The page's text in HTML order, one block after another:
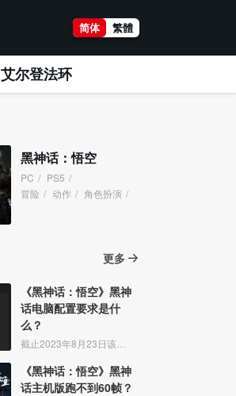
简体 繁體
艾尔登法环
黑神话：悟空
PC / PS5 /
冒险 / 动作 / 角色扮演 /
更多
《黑神话：悟空》黑神
话电脑配置要求是什
么？
《黑神话：悟空》黑神
话主机版跑不到60帧？